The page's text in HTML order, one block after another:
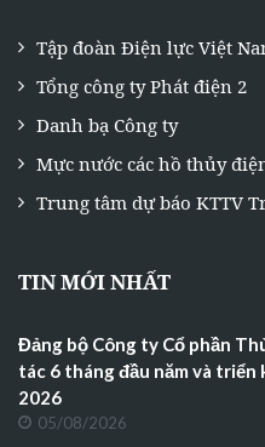
Tập đoàn Điện lực Việt
Tổng công ty Phát điện 2
Danh bạ Công ty
Mực nước các hồ thủy
Trung tâm dự báo KTTV
TIN MỚI NHẤT
Đảng bộ Công ty Cổ phần
tác 6 tháng đầu năm và triển
2026
05/08/2026